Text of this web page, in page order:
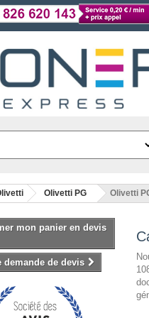
Olivetti PG Olivetti
mon panier en devis
demande de devis